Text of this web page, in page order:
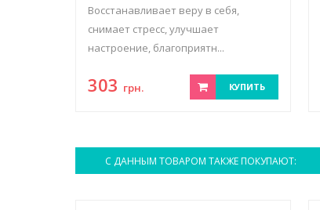
Восстанавливает веру в себя,
снимает стресс, улучшает
настроение, благоприятн...
303 грн. КУПИТЬ
С ДАННЫМ ТОВАРОМ ТАКЖЕ ПОКУПАЮТ: